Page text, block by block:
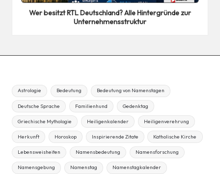
in
Wer besitzt RTL Deutschland? Alle Hintergründe zur
Unternehmensstruktur
Astrologie Bedeutung Bedeutung von Namenstagen
Deutsche Sprache Familienhund Gedenktag
Griechische Mythologie Heiligenkalender Heiligenverehrung
Herkunft Horoskop Inspirierende Zitate Katholische Kirche
Lebensweisheiten Namensbedeutung Namensforschung
Namensgebung Namenstag Namenstagkalender